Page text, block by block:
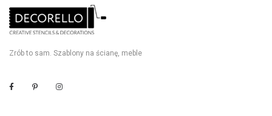
Zrób to sam. Szablony na ścianę, meble